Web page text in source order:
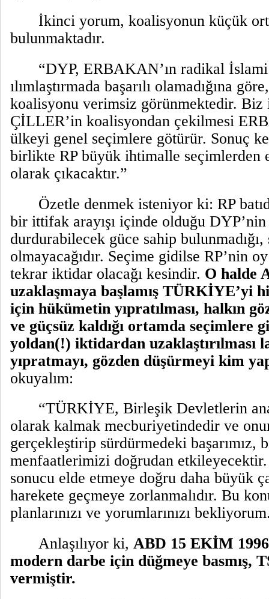
İkinci yorum, koalisyonun küçük
bulunmaktadır.
“DYP, ERBAKAN’ın radikal
ılımlaştırmada başarılı olamadığına
koalisyonu verimsiz görünmektedir. Biz
ÇİLLER’in koalisyondan çekilmesi
ülkeyi genel seçimlere götürür. Sonuç
birlikte RP büyük ihtimalle seçimlerden
olarak çıkacaktır.”
Özetle denmek isteniyor ki: RP
bir ittifak arayışı içinde olduğu
durdurabilecek güce sahip
olmayacağıdır. Seçime gidilse RP’nin
tekrar iktidar olacağı kesindir. O halde
uzaklaşmaya başlamış TÜRKİYE’yi
için hükümetin yıpratılması, halkın
ve güçsüz kaldığı ortamda seçimlere
yoldan(!) iktidardan uzaklaştırılması
yıpratmayı, gözden düşürmeyi kim
okuyalım:
“TÜRKİYE, Birleşik Devletlerin
olarak kalmak mecburiyetindedir ve
gerçekleştirip sürdürmedeki başarımız,
menfaatlerimizi doğrudan
sonucu elde etmeye doğru daha büyük
harekete geçmeye zorlanmalıdır. Bu
planlarınızı ve yorumlarınızı
Anlaşılıyor ki, ABD 15 EKİM
modern darbe için düğmeye basmış,
vermiştir.